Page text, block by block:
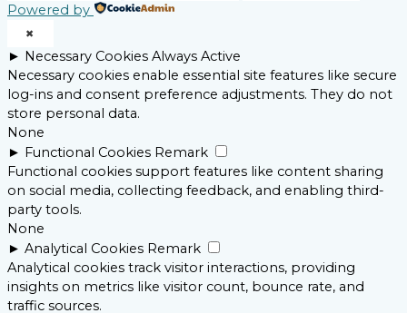
Powered by
✖
► Necessary Cookies Always Active
Necessary cookies enable essential site features like secure
log-ins and consent preference adjustments. They do not
store personal data.
None
► Functional Cookies Remark
Functional cookies support features like content sharing
on social media, collecting feedback, and enabling third-
party tools.
None
► Analytical Cookies Remark
Analytical cookies track visitor interactions, providing
insights on metrics like visitor count, bounce rate, and
traffic sources.